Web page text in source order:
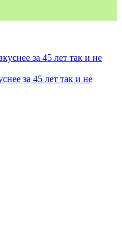
за 45 лет так и не